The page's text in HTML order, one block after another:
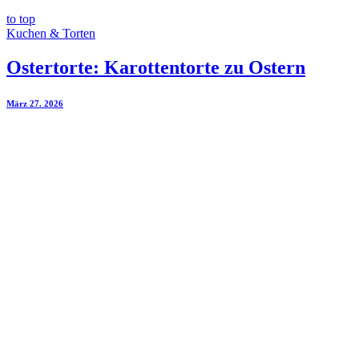
to top
Kuchen & Torten
Ostertorte: Karottentorte zu Ostern
März 27. 2026